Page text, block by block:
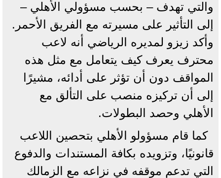
والتي تهدف – بحسب مسؤولي الأهلي –
إلى التأثير على مسيرته مع الفريق الأحمر.
وأكد زيزو لمديره الرياضي أنه لاعب
محترف يعرف كيف يتعامل مع مثل هذه
المواقف دون أن تؤثر على أدائه، مشيرًا
إلى أن تركيزه منصب على التألق مع
الأهلي وحصد البطولات.
كما قام مسؤولو الأهلي بتحصين اللاعب
قانونيًا، وتزويده بكافة المستندات والدفوع
التي تدعم موقفه في نزاعه مع الزمالك